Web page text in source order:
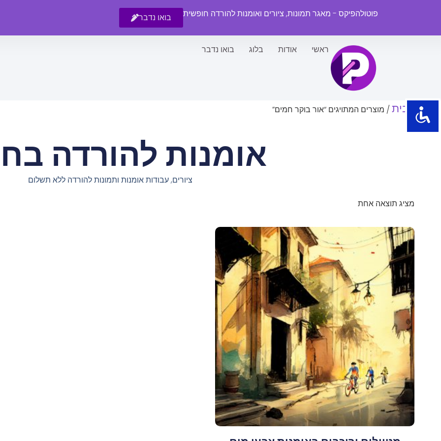
פוטולהפיקס - מאגר תמונות, ציורים ואומנות להורדה חופשית בואו נדבר
ראשי אודות בלוג בואו נדבר
עמוד הבית / מוצרים המתויגים “אור בוקר חמים”
אומנות להורדה
ציורים, עבודות אומנות ותמונות להורדה ללא תשלום
מציג תוצאה אחת